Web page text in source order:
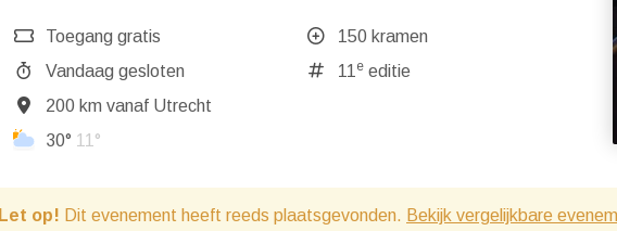
Toegang gratis
Vandaag gesloten
200 km vanaf Utrecht
30° 11°
150 kramen
11 eeditie
Let op! Dit evenement heeft reeds plaatsgevonden. Bekijk vergelijkbare